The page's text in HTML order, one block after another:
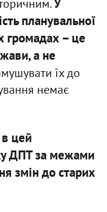
планувальної
громадах – це
а не
їх до
немає
в цей
ДПТ за межами
змін до старих